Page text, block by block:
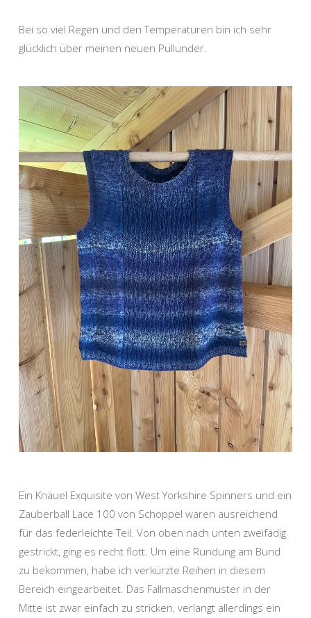
Bei so viel Regen und den Temperaturen bin ich sehr
glücklich über meinen neuen Pullunder.
Ein Knäuel Exquisite von West Yorkshire Spinners und ein
Zauberball Lace 100 von Schoppel waren ausreichend
für das federleichte Teil. Von oben nach unten zweifädig
gestrickt, ging es recht flott. Um eine Rundung am Bund
zu bekommen, habe ich verkürzte Reihen in diesem
Bereich eingearbeitet. Das Fallmaschenmuster in der
Mitte ist zwar einfach zu stricken, verlangt allerdings ein